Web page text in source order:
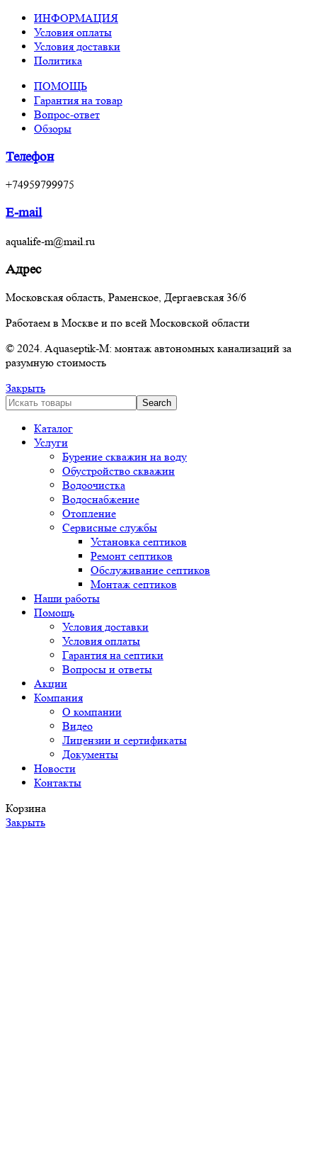
ИНФОРМАЦИЯ
Условия оплаты
Условия доставки
Политика
ПОМОЩЬ
Гарантия на товар
Вопрос-ответ
Обзоры
Телефон
+74959799975
E-mail
aqualife-m@mail.ru
Адрес
Московская область, Раменское, Дергаевская 36/6
Работаем в Москве и по всей Московской области
© 2024. Aquaseptik-M: монтаж автономных канализаций за
разумную стоимость
Закрыть
Search
Каталог
Услуги
Бурение скважин на воду
Обустройство скважин
Водоочистка
Водоснабжение
Отопление
Сервисные службы
Установка септиков
Ремонт септиков
Обслуживание септиков
Монтаж септиков
Наши работы
Помощь
Условия доставки
Условия оплаты
Гарантия на септики
Вопросы и ответы
Акции
Компания
О компании
Видео
Лицензии и сертификаты
Документы
Новости
Контакты
Корзина
Закрыть